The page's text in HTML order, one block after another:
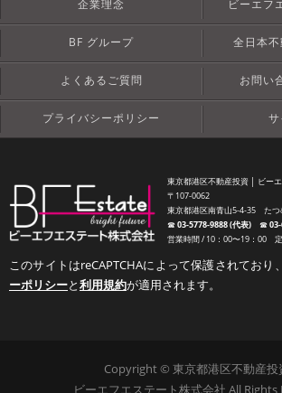
企業理念 ビーエフ
BF グループ 全日本
よくあるご質問 お問い
プライバシーポリシー
東京都港区不動産投資 │ ビー
〒107-0062
東京都港区南青山5-4-35 たつ
☎︎03-5778-9888 (代表)☎︎
営業時間 / 10：00〜19：00
このサイトはreCAPTCHAによって保護されており
ーポリシーと利用規約が適用されます。
Copyright © 東京都港区不動産
ビーエフエステート株式会社 All Rights